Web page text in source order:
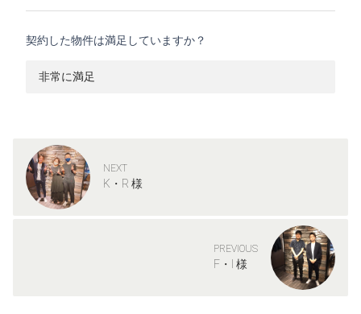
契約した物件は満足していますか？
非常に満足
NEXT
K・R 様
PREVIOUS
F・I 様